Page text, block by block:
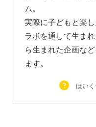
ム。
実際に子どもと楽
ラボを通して生まれ
ら生まれた企画な
ます。
ほい